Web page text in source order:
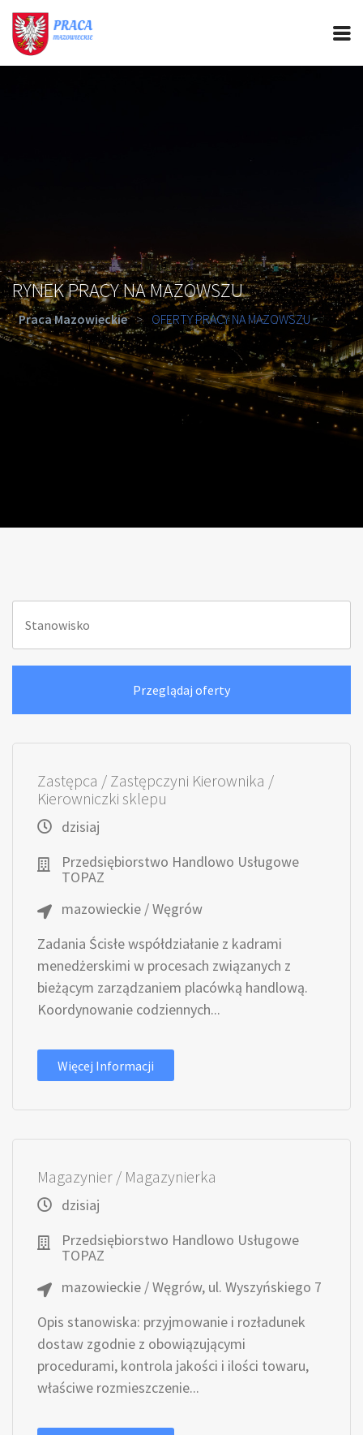
RYNEK PRACY NA MAZOWSZU
Praca Mazowieckie > OFERTY PRACY NA MAZOWSZU
Zastępca / Zastępczyni Kierownika /
Kierowniczki sklepu
dzisiaj
Przedsiębiorstwo Handlowo Usługowe
TOPAZ
mazowieckie / Węgrów
Zadania Ścisłe współdziałanie z kadrami
menedżerskimi w procesach związanych z
bieżącym zarządzaniem placówką handlową.
Koordynowanie codziennych...
Więcej Informacji
Magazynier / Magazynierka
dzisiaj
Przedsiębiorstwo Handlowo Usługowe
TOPAZ
mazowieckie / Węgrów, ul. Wyszyńskiego 7
Opis stanowiska: przyjmowanie i rozładunek
dostaw zgodnie z obowiązującymi
procedurami, kontrola jakości i ilości towaru,
właściwe rozmieszczenie...